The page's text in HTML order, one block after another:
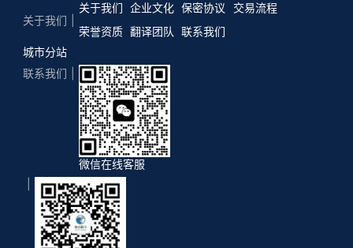
关于我们
关于我们 企业文化 保密协议
交易流程
荣誉资质 翻译团队
联系我们
城市分站
联系我们
微信在线客服